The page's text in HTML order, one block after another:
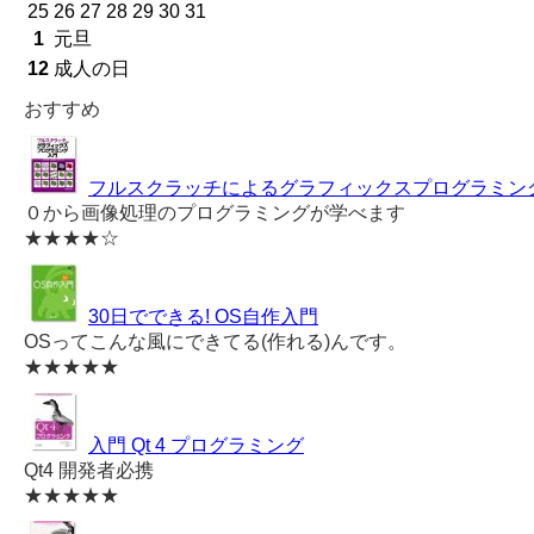
1 元旦
12 成人の日
25 26 27 28 29 30 31
おすすめ
フルスクラッチによるグラフィックスプログラミン
０から画像処理のプログラミングが学べます
★★★★☆
30日でできる! OS自作入門
OSってこんな風にできてる(作れる)んです。
★★★★★
入門 Qt 4 プログラミング
Qt4 開発者必携
★★★★★